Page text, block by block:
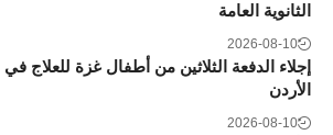
الثانوية العامة
2026-08-10
إجلاء الدفعة الثلاثين من أطفال غزة للعلاج في
الأردن
2026-08-10